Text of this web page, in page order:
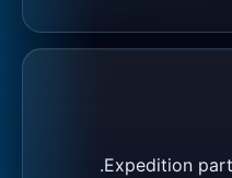
Expedition